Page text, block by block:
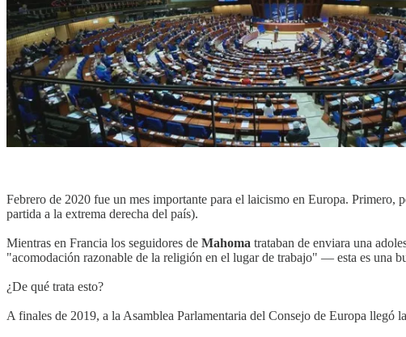
Febrero de 2020 fue un mes importante para el laicismo en Europa. Primero,
partida a la extrema derecha del país).
Mientras en Francia los seguidores de Mahoma trataban de enviara una
"acomodación razonable de la religión en el lugar de trabajo" — esta es una
¿De qué trata esto?
A finales de 2019, a la Asamblea Parlamentaria del Consejo de Europa llegó la